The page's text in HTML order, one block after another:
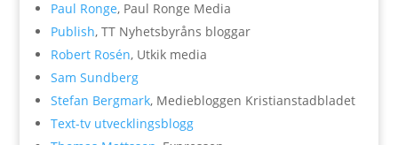
Paul Ronge, Paul Ronge Media
Publish, TT Nyhetsbyråns bloggar
Robert Rosén, Utkik media
Sam Sundberg
Stefan Bergmark, Mediebloggen Kristianstadbladet
Text-tv utvecklingsblogg